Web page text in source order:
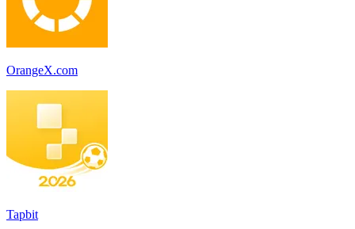
OrangeX.com
Tapbit